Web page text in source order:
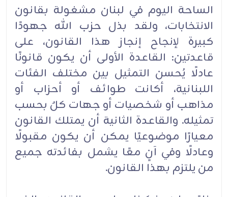
الساحة اليوم في لبنان مشغولة بقانون
الانتخابات، ولقد بذل حزب الله جهودًا
كبيرة لإنجاح إنجاز هذا القانون، على
قاعدتين: القاعدة الأولى أن يكون قانونًا
عادلًا يُحسن التمثيل بين مختلف الفئات
اللبنانية، أكانت طوائف أو أحزاب أو
مذاهب أو شخصيات أو جهات كلٌ بحسب
تمثيله. والقاعدة الثانية أن يمتلك القانون
معيارًا موضوعيًا يمكن أن يكون مقبولًا
وعادلًا وفي آنٍ معًا يشمل بفائدته جميع
من يلتزم بهذا القانون.